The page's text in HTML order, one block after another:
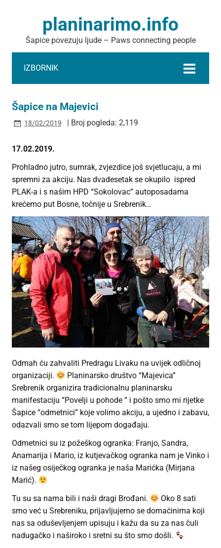
planinarimo.info
Šapice povezuju ljude – Paws connecting people
IZBORNIK
Šapice na Majevici
18/02/2019 | Broj pogleda: 2,119
17.02.2019.
Prohladno jutro, sumrak, zvjezdice još svjetlucaju, a mi
spremni za akciju. Nas dvadesetak se okupilo ispred
PLAK-a i s našim HPD “Sokolovac” autoposadama
krećemo put Bosne, točnije u Srebrenik…
Odmah ću zahvaliti Predragu Livaku na uvijek odličnoj
organizaciji.
Planinarsko društvo “Majevica”
Srebrenik organizira tradicionalnu planinarsku
manifestaciju “Povelji u pohode ” i pošto smo mi rijetke
Šapice “odmetnici” koje volimo akciju, a ujedno i zabavu,
odazvali smo se tom lijepom događaju.
Odmetnici su iz požeškog ogranka: Franjo, Sandra,
Anamarija i Mario, iz kutjevačkog ogranka nam je Vinko i
iz našeg osiječkog ogranka je naša Marićka (Mirjana
Marić).
Tu su sa nama bili i naši dragi Brođani.
Oko 8 sati
smo već u Srebreniku, prijavljujemo se domaćinima koji
nas sa oduševljenjem upisuju i kažu da su za nas čuli
nadugačko i naširoko i sretni su što smo došli.